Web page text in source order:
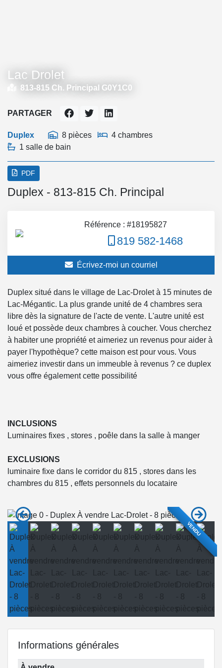
Lac Drolet
813-815 Ch. Principal G0Y1C0
Duplex 8 pièces
4 chambres
1 salle de bain
PARTAGER
PDF
Duplex - 813-815 Ch. Principal
Référence : #18195827
819 582-1468
Écrivez-moi un courriel
Duplex situé dans le village de Lac-Drolet à 15 minutes de
Lac-Mégantic. La plus grande unité de 4 chambres sera
libre dès la signature de l'acte de vente. L'autre unité est
loué et possède deux chambres à coucher. Vous cherchez
à habiter une propriété et aimeriez un revenus pour aider à
payer l'hypothèque? cette maison est pour vous. Vous
aimeriez investir dans un immeuble à revenus ? ce duplex
vous offre également cette possibilité
INCLUSIONS
Luminaires fixes , stores , poêle dans la salle à manger
EXCLUSIONS
luminaire fixe dans le corridor du 815 , stores dans les
chambres du 815 , effets personnels du locataire
VENDU
Informations générales